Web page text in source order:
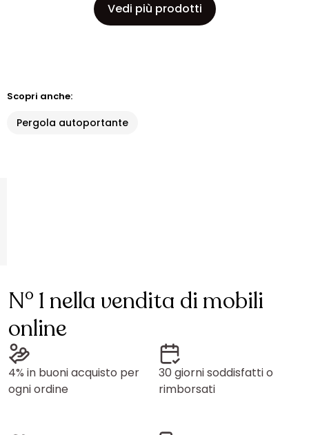
Vedi più prodotti
Scopri anche:
Pergola autoportante
N° 1 nella vendita di mobili
online
4% in buoni acquisto per
ogni ordine
30 giorni soddisfatti o
rimborsati